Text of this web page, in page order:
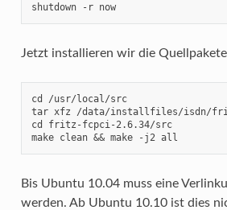
shutdown -r now
Jetzt installieren wir die Quellpakete
cd /usr/local/src
tar xfz /data/installfiles/isdn/
cd fritz-fcpci-2.6.34/src
make clean && make -j2 all
Bis Ubuntu 10.04 muss eine
werden. Ab Ubuntu 10.10 ist dies